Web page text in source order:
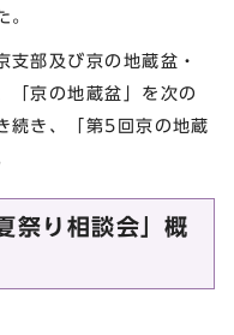
。
支部及び京の地蔵盆・
「京の地蔵盆」を次の
続き、「第5回京の地蔵
祭り相談会」概